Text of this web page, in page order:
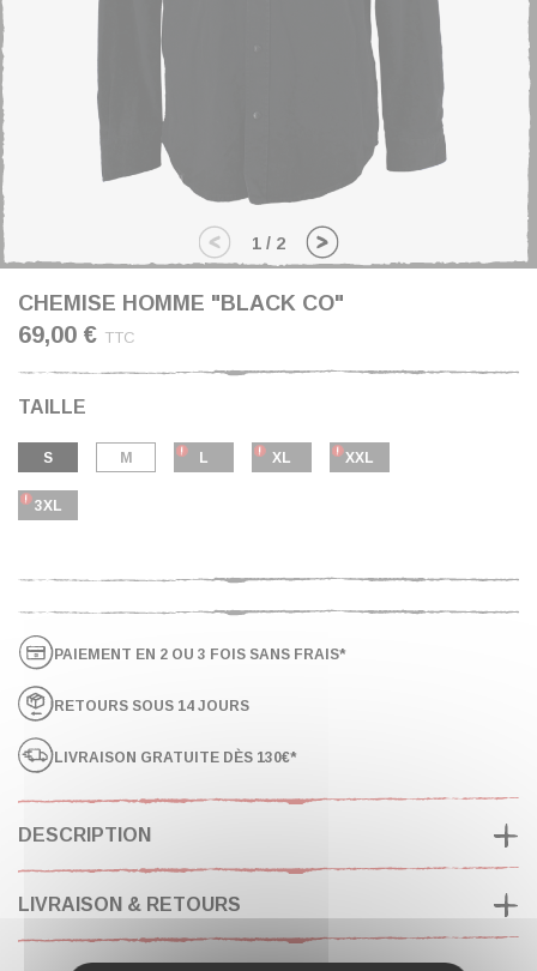
1 / 2
CHEMISE HOMME "BLACK CO"
69,00 € TTC
TAILLE
S M L XL XXL
3XL
LIVRAISON GRATUITE DÈS 130€*
RETOURS SOUS 14 JOURS
PAIEMENT EN 2 OU 3 FOIS SANS FRAIS*
DESCRIPTION
LIVRAISON & RETOURS